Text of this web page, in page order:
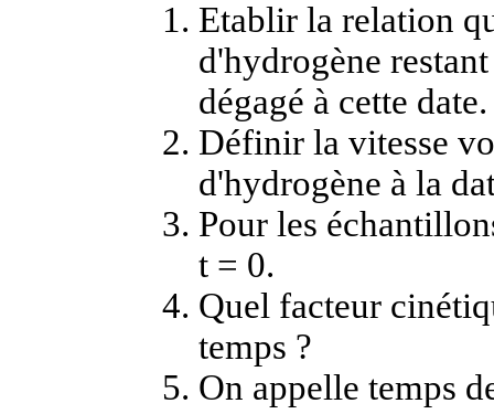
Etablir la relation
d'hydrogène
dégagé à cette date.
Définir la vitesse
d'hydrogène à la
Pour les
t = 0.
Quel facteur
temps ?
On appelle temps